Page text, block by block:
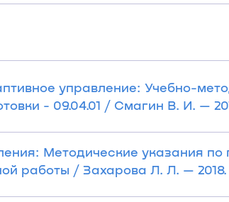
управление: Учебно-
- 09.04.01 / Смагин В. И. —
Методические указания по
работы / Захарова Л. Л. — 2018.